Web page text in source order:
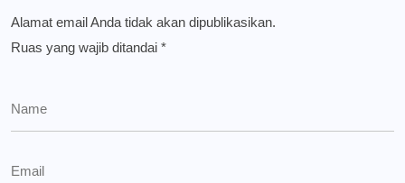
Alamat email Anda tidak akan dipublikasikan.
Ruas yang wajib ditandai *